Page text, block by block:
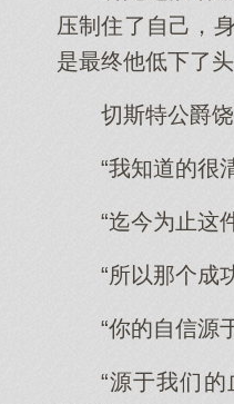
压制住了自己，
是最终他低下了
切斯特公爵
“我知道的很
“迄今为止这
“所以那个成
“你的自信源
“源于我们